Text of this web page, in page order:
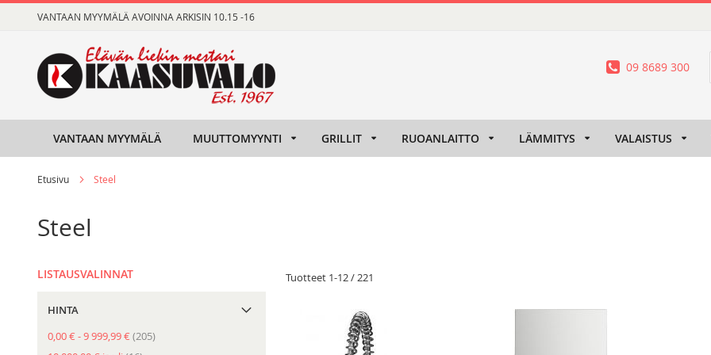
to
VANTAAN MYYMÄLÄ AVOINNA ARKISIN 10.15 -16
09 8689 300
VANTAAN MYYMÄLÄ MUUTTOMYYNTI GRILLIT RUOANLAITTO LÄMMITYS VALAISTUS
Etusivu Steel
Steel
Tuotteet 1-12/221
LISTAUSVALINNAT
HINTA
0,00 € -9 999,99 € 205tuote